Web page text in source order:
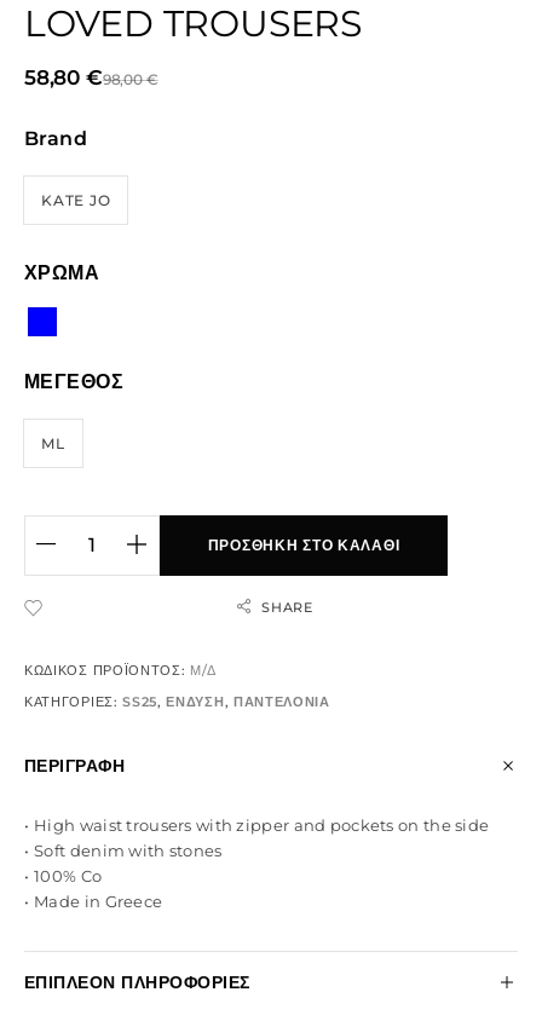
LOVED TROUSERS
98,00€
58,80 €
Brand
KATE JO
ΧΡΩΜΑ
ΜΕΓΕΘΟΣ
ML
ΠΡΟΣΘΉΚΗ ΣΤΟ ΚΑΛΆΘΙ
SHARE
ΚΩΔΙΚΌΣ ΠΡΟΪΌΝΤΟΣ: Μ/Δ
ΚΑΤΗΓΟΡΊΕΣ:SS25,ΕΝΔΥΣΗ, ΠΑΝΤΕΛΟΝΙΑ
ΠΕΡΙΓΡΑΦΉ
•⁠ ⁠High waist trousers with zipper and pockets on the side
•⁠ ⁠Soft denim with stones
•⁠ ⁠100% Co
•⁠ ⁠Made in Greece
ΕΠΙΠΛΈΟΝ ΠΛΗΡΟΦΟΡΊΕΣ